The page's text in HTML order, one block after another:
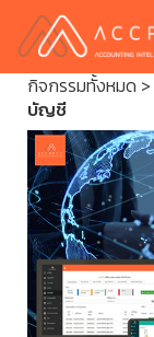
กิจกรรมทั้งหมด >
บัญชี